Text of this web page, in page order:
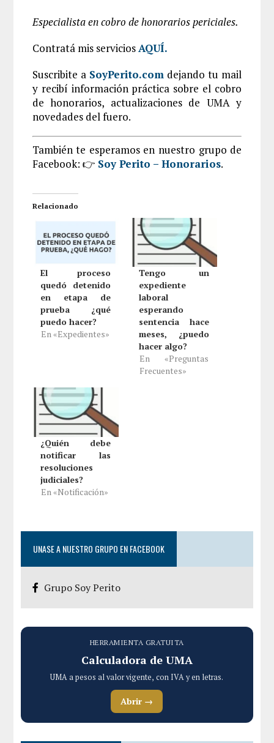
Especialista en cobro de honorarios periciales.
Contratá mis serviciosAQUÍ.
Suscribite a SoyPerito.comdejando tu mail
y recibí información práctica sobre el cobro
de honorarios, actualizaciones de UMA y
novedades del fuero.
También te esperamos en nuestro grupo de
Facebook: 👉 Soy Perito – Honorarios.
Relacionado
El proceso
quedó detenido
en etapa de
prueba ¿qué
puedo hacer?
En «Expedientes»
Tengo un
expediente
laboral
esperando
sentencia hace
meses, ¿puedo
hacer algo?
En «Preguntas
Frecuentes»
¿Quién debe
notificar las
resoluciones
judiciales?
En «Notificación»
UNASE A NUESTRO GRUPO EN FACEBOOK
Grupo Soy Perito
HERRAMIENTA GRATUITA
Calculadora de UMA
UMA a pesos al valor vigente, con IVA y en letras.
Abrir →